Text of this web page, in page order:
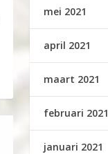
mei 2021
april 2021
maart 2021
februari 2021
januari 2021